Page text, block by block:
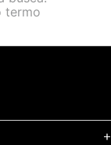
termo
+